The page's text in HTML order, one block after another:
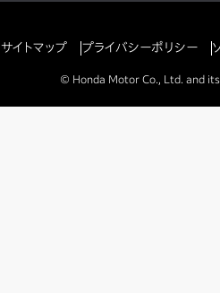
サイトマップ プライバシーポリシー
© Honda Motor Co., Ltd. and